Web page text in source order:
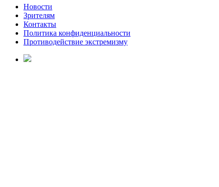
Новости
Зрителям
Контакты
Политика конфиденциальности
Противодействие экстремизму